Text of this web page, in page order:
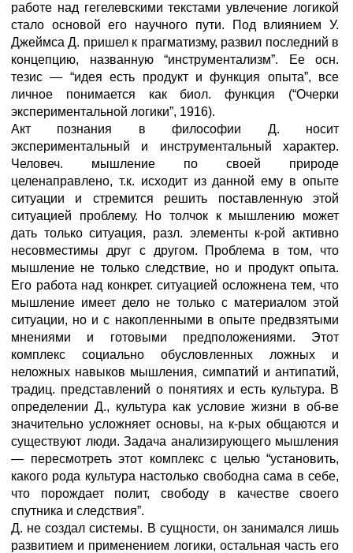
работе над гегелевскими текстами увлечение логикой
стало основой его научного пути. Под влиянием У.
Джеймса Д. пришел к прагматизму, развил последний в
концепцию, названную “инструментализм”. Ее осн.
тезис — “идея есть продукт и функция опыта”, все
личное понимается как биол. функция (“Очерки
экспериментальной логики”, 1916).
Акт познания в философии Д. носит
экспериментальный и инструментальный характер.
Человеч. мышление по своей природе
целенаправлено, т.к. исходит из данной ему в опыте
ситуации и стремится решить поставленную этой
ситуацией проблему. Но толчок к мышлению может
дать только ситуация, разл. элементы к-рой активно
несовместимы друг с другом. Проблема в том, что
мышление не только следствие, но и продукт опыта.
Его работа над конкрет. ситуацией осложнена тем, что
мышление имеет дело не только с материалом этой
ситуации, но и с накопленными в опыте предвзятыми
мнениями и готовыми предположениями. Этот
комплекс социально обусловленных ложных и
неложных навыков мышления, симпатий и антипатий,
традиц. представлений о понятиях и есть культура. В
определении Д., культура как условие жизни в об-ве
значительно усложняет основы, на к-рых общаются и
существуют люди. Задача анализирующего мышления
— пересмотреть этот комплекс с целью “установить,
какого рода культура настолько свободна сама в себе,
что порождает полит, свободу в качестве своего
спутника и следствия”.
Д. не создал системы. В сущности, он занимался лишь
развитием и применением логики, остальная часть его